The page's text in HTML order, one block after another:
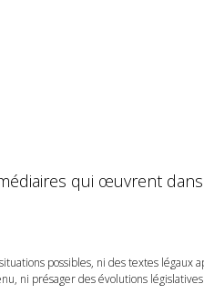
qui œuvrent
possibles, ni des textes légaux
ni présager des évolutions législatives.